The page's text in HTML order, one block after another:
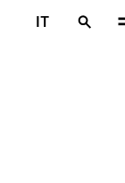
IT